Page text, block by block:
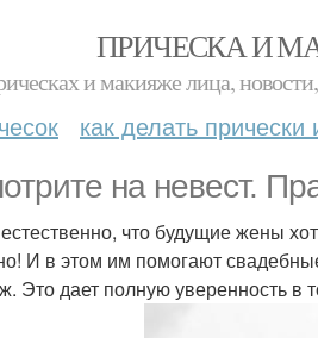
ПРИЧЕСКА И
и макияже лица,
как делать
на невест.
что будущие жены
И в этом им помогают
Это дает полную уверенность в